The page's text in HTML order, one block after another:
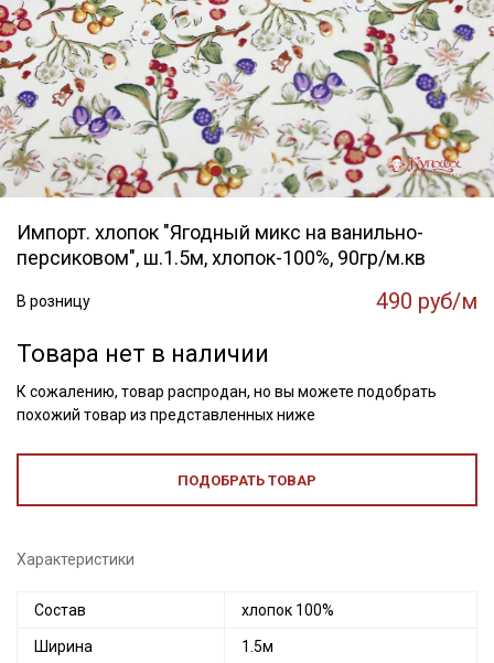
Импорт. хлопок "Ягодный микс на ванильно-
персиковом", ш.1.5м, хлопок-100%, 90гр/м.кв
В розницу 490 руб/м
Товара нет в наличии
К сожалению, товар распродан, но вы можете подобрать
похожий товар из представленных ниже
ПОДОБРАТЬ ТОВАР
Характеристики
Состав хлопок 100%
Ширина 1.5м